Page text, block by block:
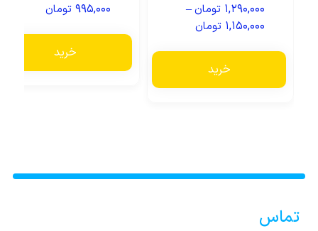
۱,۲۹۰,۰۰۰ تومان–
۱,۱۵۰,۰۰۰ تومان
خرید
۹۹۵,۰۰۰ تومان
خرید
تماس